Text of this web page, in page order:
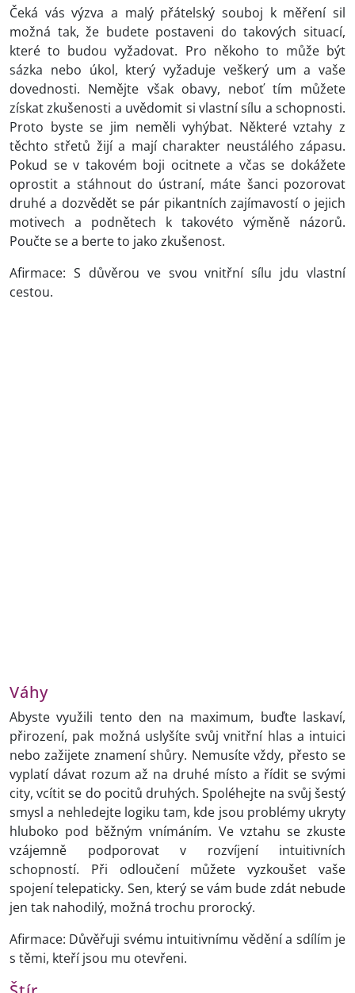
Čeká vás výzva a malý přátelský souboj k měření sil
možná tak, že budete postaveni do takových situací,
které to budou vyžadovat. Pro někoho to může být
sázka nebo úkol, který vyžaduje veškerý um a vaše
dovednosti. Nemějte však obavy, neboť tím můžete
získat zkušenosti a uvědomit si vlastní sílu a schopnosti.
Proto byste se jim neměli vyhýbat. Některé vztahy z
těchto střetů žijí a mají charakter neustálého zápasu.
Pokud se v takovém boji ocitnete a včas se dokážete
oprostit a stáhnout do ústraní, máte šanci pozorovat
druhé a dozvědět se pár pikantních zajímavostí o jejich
motivech a podnětech k takovéto výměně názorů.
Poučte se a berte to jako zkušenost.
Afirmace: S důvěrou ve svou vnitřní sílu jdu vlastní
cestou.
Váhy
Abyste využili tento den na maximum, buďte laskaví,
přirození, pak možná uslyšíte svůj vnitřní hlas a intuici
nebo zažijete znamení shůry. Nemusíte vždy, přesto se
vyplatí dávat rozum až na druhé místo a řídit se svými
city, vcítit se do pocitů druhých. Spoléhejte na svůj šestý
smysl a nehledejte logiku tam, kde jsou problémy ukryty
hluboko pod běžným vnímáním. Ve vztahu se zkuste
vzájemně podporovat v rozvíjení intuitivních
schopností. Při odloučení můžete vyzkoušet vaše
spojení telepaticky. Sen, který se vám bude zdát nebude
jen tak nahodilý, možná trochu prorocký.
Afirmace: Důvěřuji svému intuitivnímu vědění a sdílím je
s těmi, kteří jsou mu otevřeni.